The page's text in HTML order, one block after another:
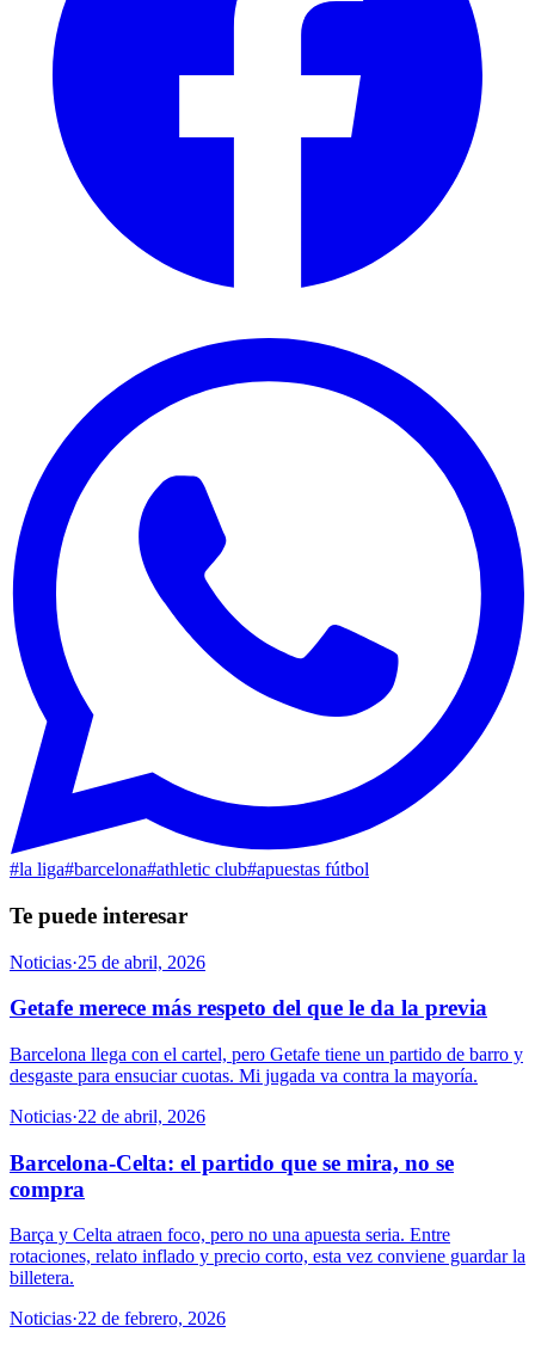
#la liga#barcelona#athletic club#apuestas fútbol
Te puede interesar
Noticias·25 de abril, 2026
Getafe merece más respeto del que le da la previa
Barcelona llega con el cartel, pero Getafe tiene un partido de barro y
desgaste para ensuciar cuotas. Mi jugada va contra la mayoría.
Noticias·22 de abril, 2026
Barcelona-Celta: el partido que se mira, no se
compra
Barça y Celta atraen foco, pero no una apuesta seria. Entre
rotaciones, relato inflado y precio corto, esta vez conviene guardar la
billetera.
Noticias·22 de febrero, 2026